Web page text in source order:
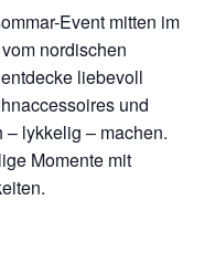
Event mitten im
nordischen
liebevoll
und
lykkelig – machen.
Momente mit